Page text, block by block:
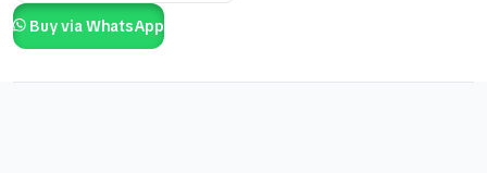
Buy via WhatsApp